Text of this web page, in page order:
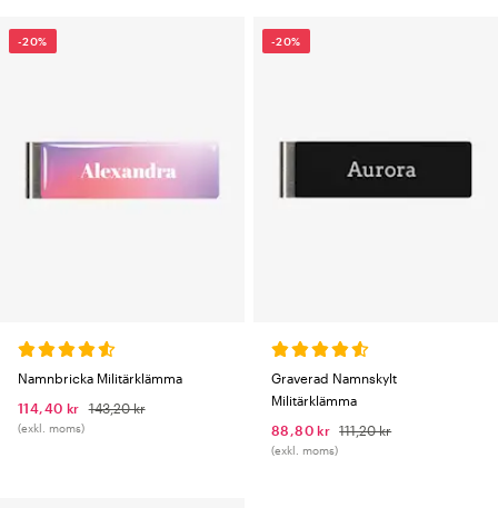
-20%
Namnbricka Militärklämma
114,40 kr
143,20 kr
(exkl. moms)
-20%
Graverad Namnskylt
Militärklämma
88,80 kr 111,20 kr
(exkl. moms)